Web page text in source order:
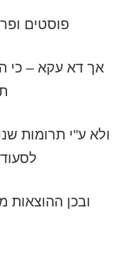
פוסטים
אך דא עקא – כי
ולא ע"י תרומות
ובכן ההוצאות